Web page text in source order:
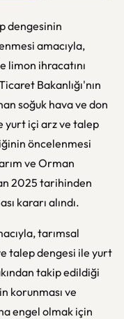
dengesinin
amacıyla,
limon ihracatını
Bakanlığı'nın
soğuk hava ve don
yurt içi arz ve talep
öncelenmesi
ve Orman
2025 tarihinden
kararı alındı.
tarımsal
talep dengesi ile yurt
takip edildiği
korunması ve
engel olmak için